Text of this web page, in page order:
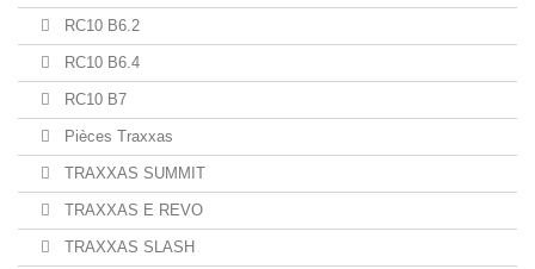
RC10 B6.2
RC10 B6.4
RC10 B7
Pièces Traxxas
TRAXXAS SUMMIT
TRAXXAS E REVO
TRAXXAS SLASH